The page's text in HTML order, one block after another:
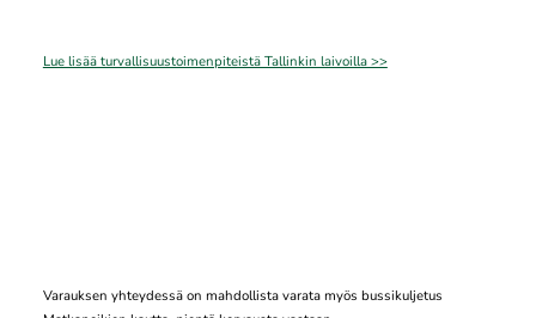
Lue lisää turvallisuustoimenpiteistä Tallinkin laivoilla >>
Varauksen yhteydessä on mahdollista varata myös bussikuljetus